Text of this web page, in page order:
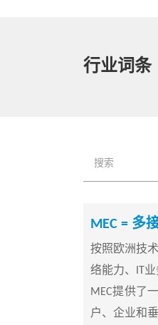
行业词条
MEC = 多
按照欧洲技
络能力、IT
MEC提供了
户、企业和